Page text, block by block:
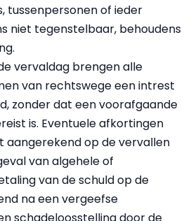
tussenpersonen of ieder
niet tegenstelbaar, behoudens
vervaldag brengen alle
van rechtswege een intrest
zonder dat een voorafgaande
is. Eventuele afkortingen
aangerekend op de vervallen
van algehele of
van de schuld op de
na een vergeefse